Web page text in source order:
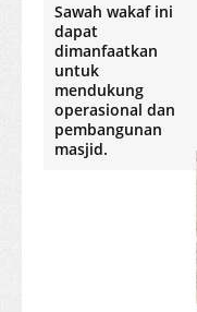
Sawah wakaf ini
dapat
dimanfaatkan
untuk
mendukung
operasional dan
pembangunan
masjid.